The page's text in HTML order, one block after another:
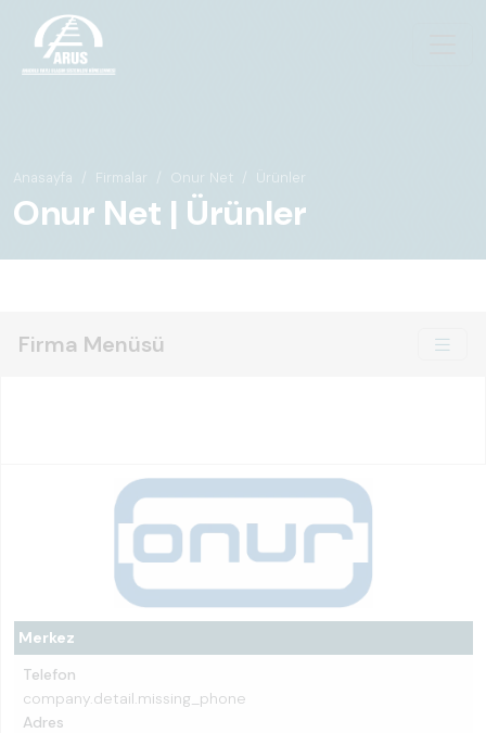
Anasayfa Firmalar Onur Net Ürünler
Onur Net | Ürünler
Firma Menüsü
Merkez
Telefon
company.detail.missing_phone
Adres